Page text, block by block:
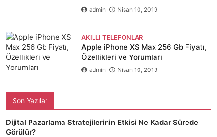
admin Nisan 10, 2019
AKILLI TELEFONLAR
Apple iPhone XS Max 256 Gb Fiyatı,
Özellikleri ve Yorumları
admin Nisan 10, 2019
Son Yazılar
Dijital Pazarlama Stratejilerinin Etkisi Ne Kadar Sürede
Görülür?